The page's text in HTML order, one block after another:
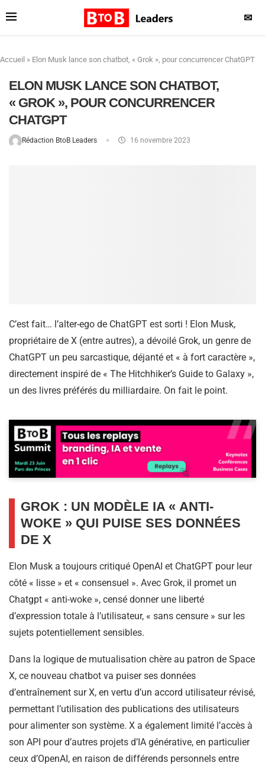
✉
Accueil » Elon Musk lance son chatbot, « Grok », pour concurrencer ChatGPT
ELON MUSK LANCE SON CHATBOT,
« GROK », POUR CONCURRENCER
CHATGPT
Rédaction BtoB Leaders 16 novembre 2023
C’est fait… l’alter-ego de ChatGPT est sorti ! Elon Musk,
propriétaire de X (entre autres), a dévoilé Grok, un genre de
ChatGPT un peu sarcastique, déjanté et « à fort caractère »,
directement inspiré de « The Hitchhiker’s Guide to Galaxy »,
un des livres préférés du milliardaire. On fait le point.
GROK : UN MODÈLE IA « ANTI-
WOKE » QUI PUISE SES DONNÉES
DE X
Elon Musk a toujours critiqué OpenAI et ChatGPT pour leur
côté « lisse » et « consensuel ». Avec Grok, il promet un
Chatgpt « anti-woke », censé donner une liberté
d’expression totale à l’utilisateur, « sans censure » sur les
sujets potentiellement sensibles.
Dans la logique de mutualisation chère au patron de Space
X, ce nouveau chatbot va puiser ses données
d’entraînement sur X, en vertu d’un accord utilisateur révisé,
permettant l’utilisation des publications des utilisateurs
pour alimenter son système. X a également limité l’accès à
son API pour d’autres projets d’IA générative, en particulier
ceux d’OpenAI, en raison de différends personnels entre